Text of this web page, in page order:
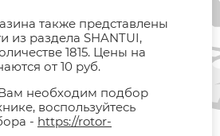
также представлены
из раздела SHANTUI,
1815. Цены на
от 10 руб.
Вам необходим подбор
воспользуйтесь
- https://rotor-